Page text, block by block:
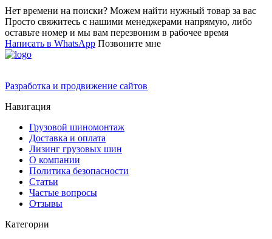
Нет времени на поиски? Можем найти нужный товар за вас
Просто свяжитесь с нашими менеджерами напрямую, либо
оставьте номер и мы вам перезвоним в рабочее время
Написать в WhatsApp Позвоните мне
Разработка и продвижение сайтов
Навигация
Грузовой шиномонтаж
Доставка и оплата
Лизинг грузовых шин
О компании
Политика безопасности
Статьи
Частые вопросы
Отзывы
Категории